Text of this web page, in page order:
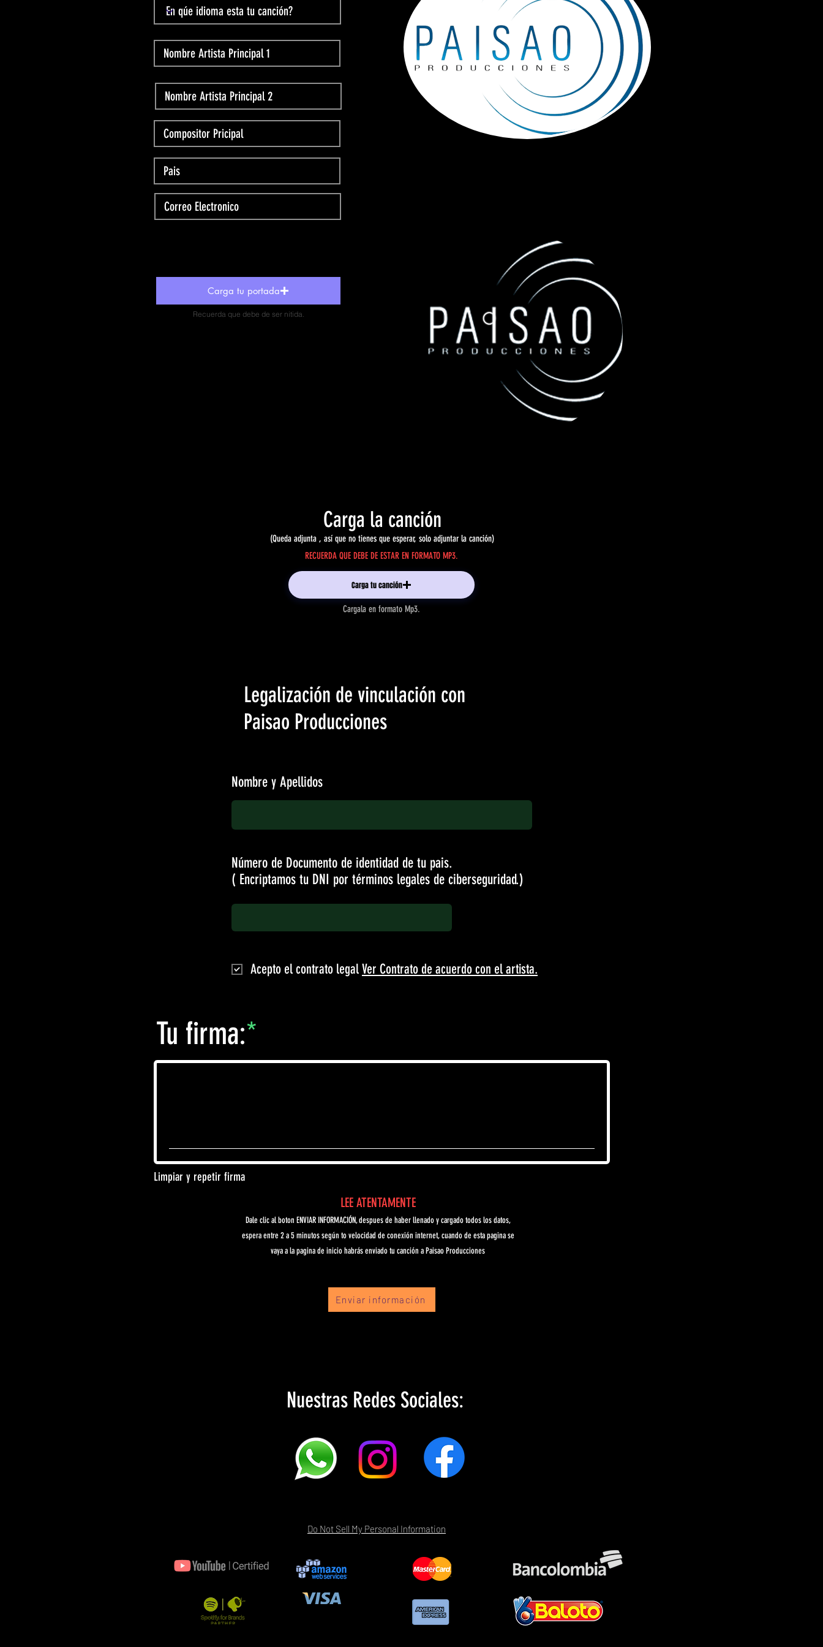
Carga tu portada
Recuerda que debe de ser nitida.
Carga la canción
(Queda adjunta , así que no tienes que esperar, solo adjuntar la canción)
RECUERDA QUE DEBE DE ESTAR EN FORMATO MP3.
Carga tu canción
Cargala en formato Mp3.
Legalización de vinculación con
Paisao Producciones
Nombre y Apellidos
Número de Documento de identidad de tu pais.
( Encriptamos tu DNI por términos legales de ciberseguridad.)
Acepto el contrato legalVer Contrato de acuerdo con el artista.
Tu firma:
Limpiar y repetir firma
LEE ATENTAMENTE
Dale clic al boton ENVIAR INFORMACIÓN, despues de haber llenado y cargado todos los datos,
espera entre 2 a 5 minutos según to velocidad de conexión internet, cuando de esta pagina se
vaya a la pagina de iniciohabrásenviado tu canción a Paisao Producciones
Enviar información
Nuestras Redes Sociales:
Do Not Sell My Personal Information